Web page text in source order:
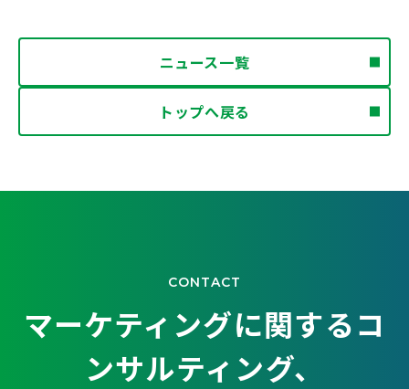
ニュース一覧
トップへ戻る
CONTACT
マーケティングに関するコ
ンサルティング、